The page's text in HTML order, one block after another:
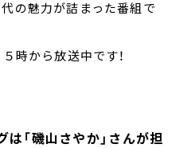
の魅力が詰まった番組で
時から放送中です！
「磯山さやか」さんが担